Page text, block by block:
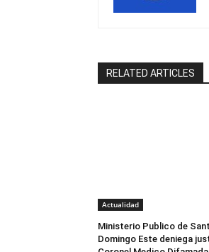
RELATED ARTICLES
Actualidad
Ministerio Publico de
Domingo Este deniega